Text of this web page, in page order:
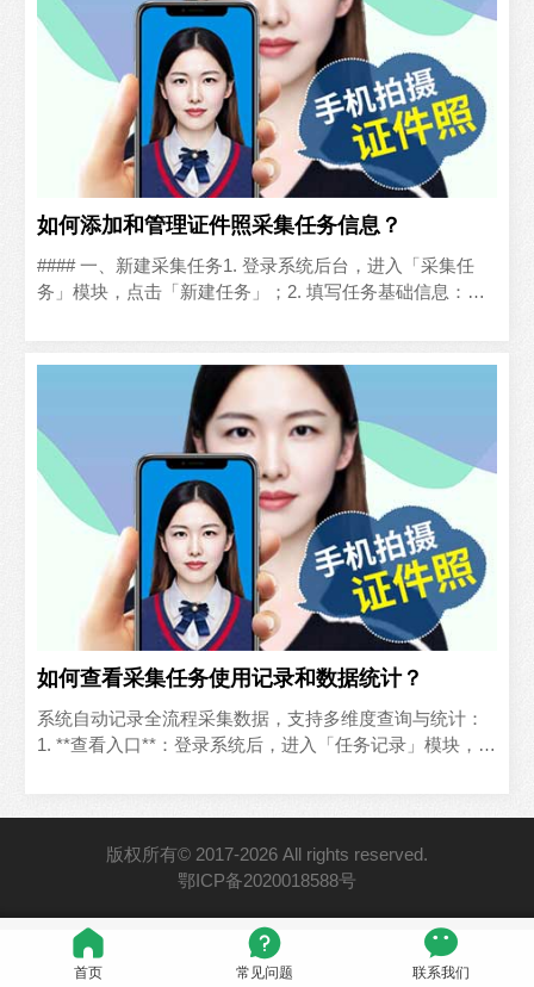
如何添加和管理证件照采集任务信息？
#### 一、新建采集任务1. 登录系统后台，进入「采集任
务」模块，点击「新建任务」；2. 填写任务基础信息：自
如何查看采集任务使用记录和数据统计？
系统自动记录全流程采集数据，支持多维度查询与统计：
1. **查看入口**：登录系统后，进入「任务记录」模块，可
首页 常见问题 联系我们
版权所有© 2017-2026 All rights reserved.
鄂ICP备2020018588号